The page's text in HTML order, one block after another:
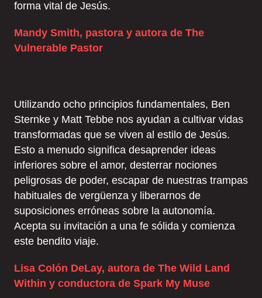
forma vital de Jesús.
Mandy Smith, pastora y autora de The
Vulnerable Pastor
Utilizando ocho principios fundamentales, Ben
Sternke y Matt Tebbe nos ayudan a cultivar vidas
transformadas que se viven al estilo de Jesús.
Esto a menudo significa desaprender ideas
inferiores sobre el amor, desterrar nociones
peligrosas de poder, escapar de nuestras trampas
habituales de vergüenza y liberarnos de
suposiciones erróneas sobre la autonomía.
Acepta su invitación a una fe sólida y comienza
este bendito viaje.
Lisa Colón DeLay, autora de The Wild Land
Within y conductora de Spark My Muse